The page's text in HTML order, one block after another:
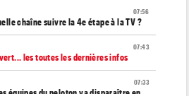
07:56
chaîne suivre la 4e étape à la TV ?
07:43
les toutes les dernières infos
07:33
équipes du peloton va disparaître en